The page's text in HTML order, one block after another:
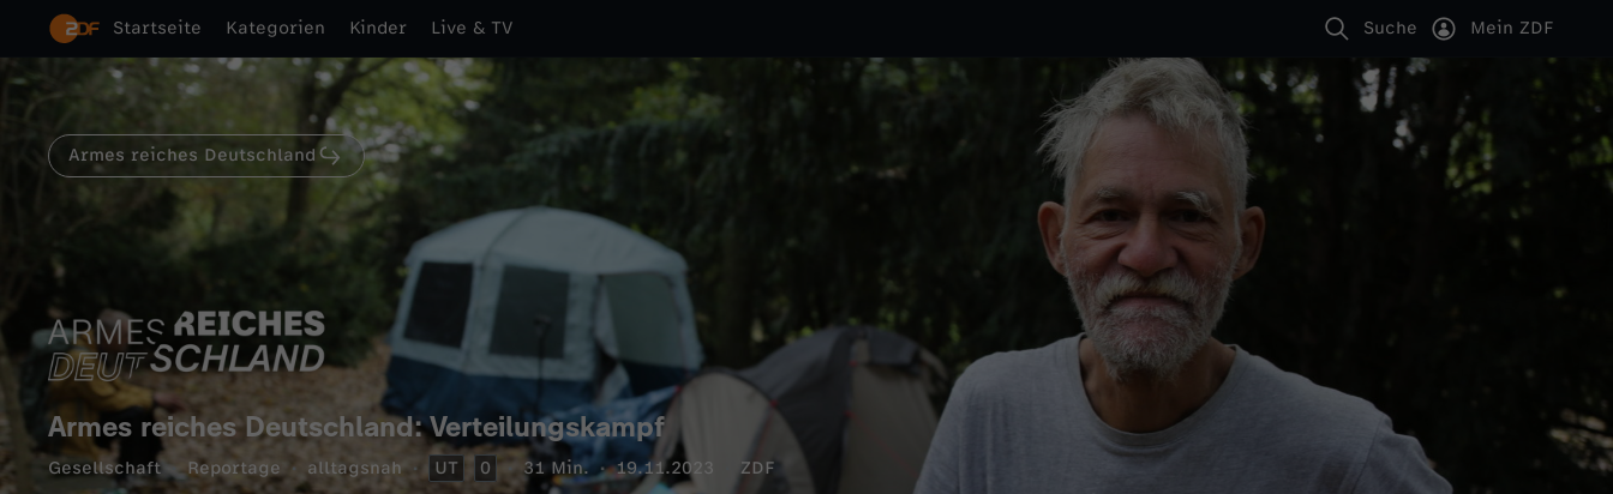
Startseite Kategorien Kinder Live & TV Suche Mein ZDF
Armes reiches Deutschland
Armes reiches Deutschland: Verteilungskampf
Gesellschaft Reportage alltagsnah UT 0 31 Min. 19.11.2023 ZDF